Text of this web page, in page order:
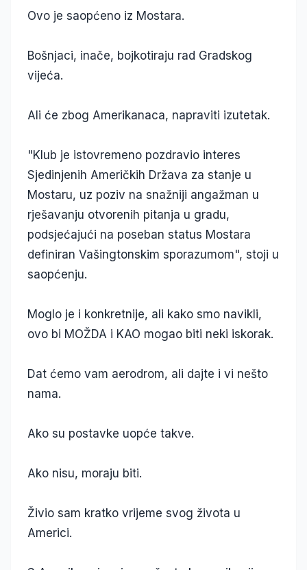
Ovo je saopćeno iz Mostara.
Bošnjaci, inače, bojkotiraju rad Gradskog
vijeća.
Ali će zbog Amerikanaca, napraviti izutetak.
"Klub je istovremeno pozdravio interes
Sjedinjenih Američkih Država za stanje u
Mostaru, uz poziv na snažniji angažman u
rješavanju otvorenih pitanja u gradu,
podsjećajući na poseban status Mostara
definiran Vašingtonskim sporazumom", stoji u
saopćenju.
Moglo je i konkretnije, ali kako smo navikli,
ovo bi MOŽDA i KAO mogao biti neki iskorak.
Dat ćemo vam aerodrom, ali dajte i vi nešto
nama.
Ako su postavke uopće takve.
Ako nisu, moraju biti.
Živio sam kratko vrijeme svog života u
Americi.